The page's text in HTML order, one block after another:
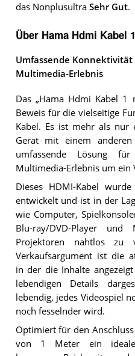
das Nonplusultra Sehr Gut.
Über Hama Hdmi Kabel
Umfassende
Multimedia-Erlebnis
Das „Hama Hdmi Kabel
Beweis für die vielseitige
Kabel. Es ist mehr als nur
Gerät mit einem
umfassende Lösung
Multimedia-Erlebnis um ein
Dieses HDMI-Kabel
entwickelt und ist in der
wie Computer,
Blu-ray/DVD-Player
Projektoren nahtlos zu
Verkaufsargument ist die
in der die Inhalte
lebendigen Details
lebendig, jedes Videospiel
noch fesselnder wird.
Optimiert für den
von 1 Meter ein